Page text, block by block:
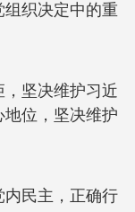
织决定中的重
，坚决维护习近
位，坚决维护
内民主，正确行